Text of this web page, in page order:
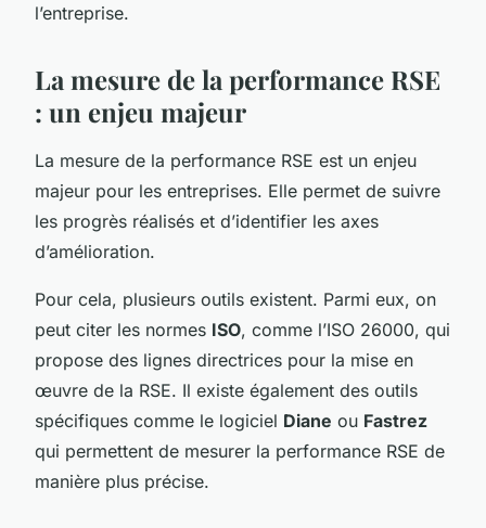
l’entreprise.
La mesure de la performance RSE
: un enjeu majeur
La mesure de la performance RSE est un enjeu
majeur pour les entreprises. Elle permet de suivre
les progrès réalisés et d’identifier les axes
d’amélioration.
Pour cela, plusieurs outils existent. Parmi eux, on
peut citer les normes ISO, comme l’ISO 26000, qui
propose des lignes directrices pour la mise en
œuvre de la RSE. Il existe également des outils
spécifiques comme le logiciel Diane ou Fastrez
qui permettent de mesurer la performance RSE de
manière plus précise.